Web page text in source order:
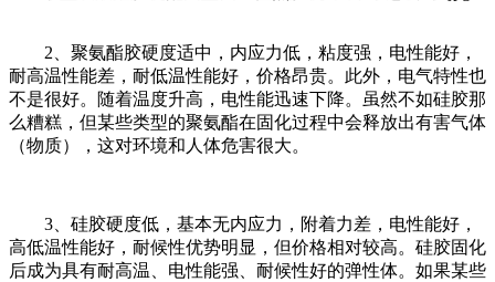
2、聚氨酯胶硬度适中，内应力低，粘度强，电性能好，
耐高温性能差，耐低温性能好，价格昂贵。此外，电气特性也
不是很好。随着温度升高，电性能迅速下降。虽然不如硅胶那
么糟糕，但某些类型的聚氨酯在固化过程中会释放出有害气体
（物质），这对环境和人体危害很大。
3、硅胶硬度低，基本无内应力，附着力差，电性能好，
高低温性能好，耐候性优势明显，但价格相对较高。硅胶固化
后成为具有耐高温、电性能强、耐候性好的弹性体。如果某些